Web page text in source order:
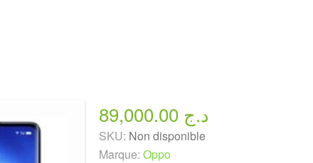
89,000.00 د.ج
SKU: Non disponible
Marque: Oppo